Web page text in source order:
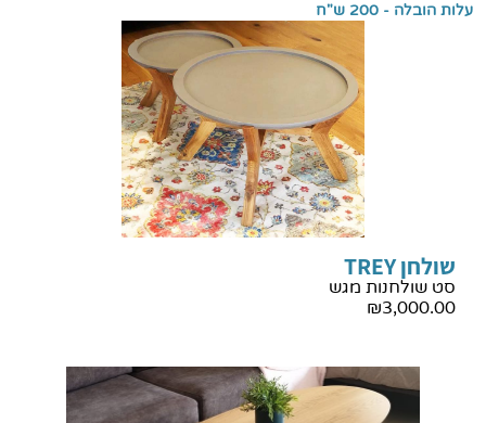
עלות הובלה - 200 ש"ח
שולחן TREY
סט שולחנות מגש
₪3,000.00